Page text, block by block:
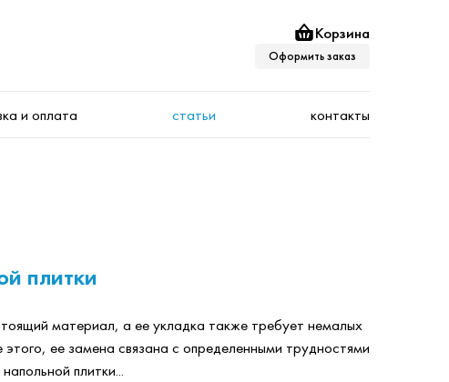
Корзина
Оформить заказ
и оплата статьи контакты
плитки
материал, а ее укладка также требует немалых
ее замена связана с определенными трудностями
плитки...